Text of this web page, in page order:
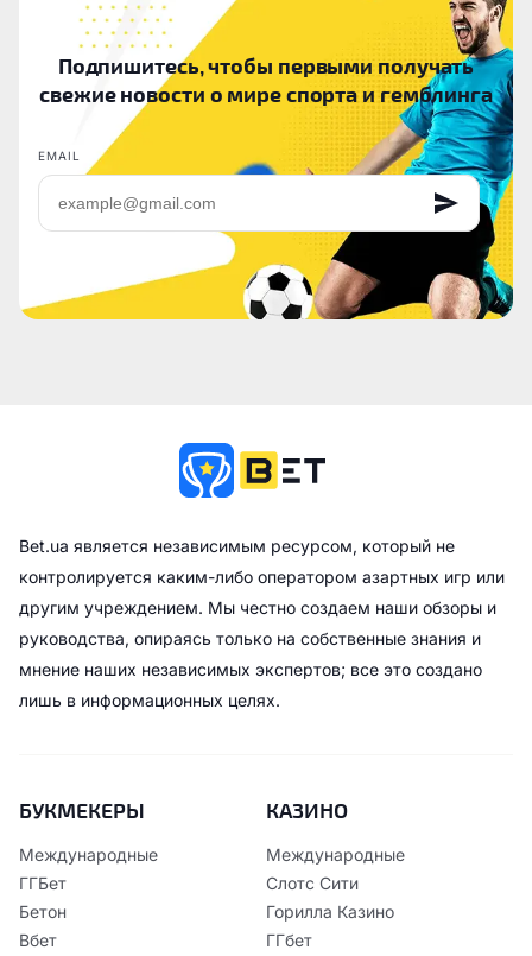
Подпишитесь, чтобы первыми получать
свежие новости о мире спорта и гемблинга
EMAIL
Bet.ua является независимым ресурсом, который не
контролируется каким-либо оператором азартных игр или
другим учреждением. Мы честно создаем наши обзоры и
руководства, опираясь только на собственные знания и
мнение наших независимых экспертов; все это создано
лишь в информационных целях.
БУКМЕКЕРЫ
Международные
ГГБет
Бетон
Вбет
КАЗИНО
Международные
Слотс Сити
Горилла Казино
ГГбет